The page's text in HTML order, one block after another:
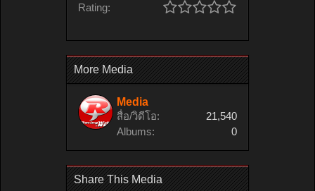
Rating:
More Media
Media
สื่อ/วิดีโอ:
21,540
Albums:
0
Share This Media